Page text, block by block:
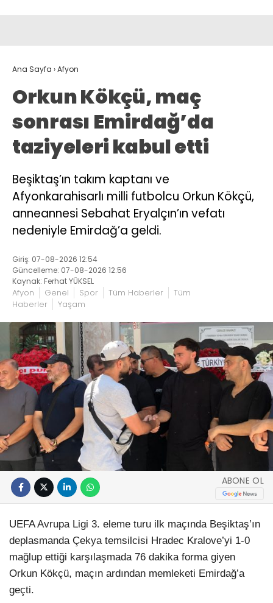
Ana Sayfa ›Afyon
Orkun Kökçü, maç
sonrası Emirdağ’da
taziyeleri kabul etti
Beşiktaş’ın takım kaptanı ve
Afyonkarahisarlı milli futbolcu Orkun Kökçü,
anneannesi Sebahat Eryalçın’ın vefatı
nedeniyle Emirdağ’a geldi.
Giriş: 07-08-2026 12:54
Güncelleme: 07-08-2026 12:56
Kaynak: Ferhat YÜKSEL
Afyon Genel Spor Tüm Haberler
Tüm
Haberler
Yaşam
ABONE OL
UEFA Avrupa Ligi 3. eleme turu ilk maçında Beşiktaş’ın
deplasmanda Çekya temsilcisi Hradec Kralove’yi 1-0
mağlup ettiği karşılaşmada 76 dakika forma giyen
Orkun Kökçü, maçın ardından memleketi Emirdağ’a
geçti.